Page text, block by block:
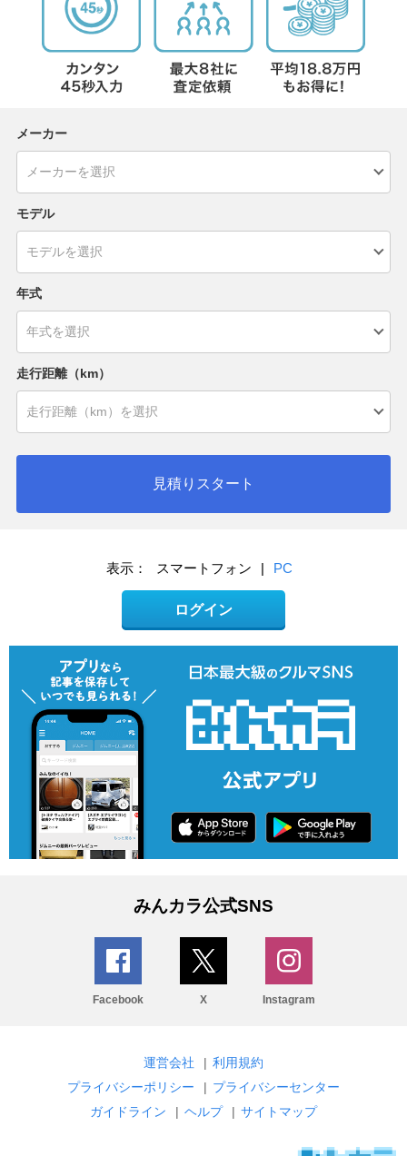
メーカー
モデル
年式
走行距離（km）
見積りスタート
表示： スマートフォン | PC
ログイン
みんカラ公式SNS
Facebook X Instagram
運営会社 | 利用規約
プライバシーポリシー
| プライバシーセンター
ガイドライン
| ヘルプ | サイトマップ